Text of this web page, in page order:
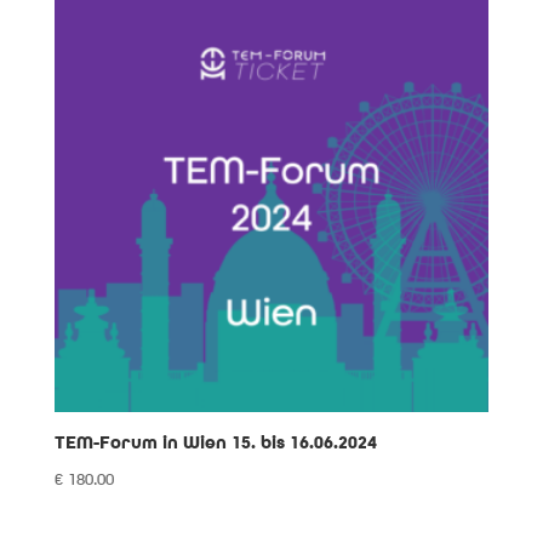
TEM-Forum in Wien 15. bis 16.06.2024
€180.00